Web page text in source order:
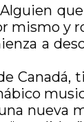
mismo
a
nueva